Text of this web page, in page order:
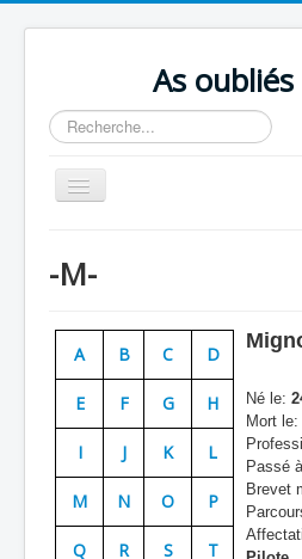
As
Rechercher
Basculer
la
Chronologie
Escadrilles
Organisation
Avions
Personnels
Doctrines
-M-
A B C D
E F G H
I J K L
M N O P
Q R S T
Né le:
Mort le:
Passé
Brevet